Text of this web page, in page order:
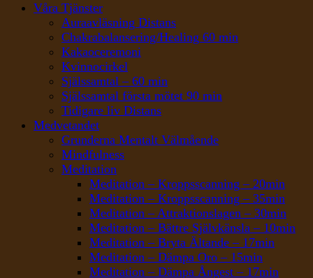
Våra Tjänster
Auraavläsning Distans
Chakrabalansering/Healing 60 min
Kakaoceremoni
Kvinnocirkel
Själssamtal – 60 min
Själssamtal första mötet 90 min
Tidigare liv Distans
Medvetandet
Grunderna Mentalt Välmående
Mindfulness
Meditation
Meditation – Kroppsscanning – 20min
Meditation – Kroppsscanning – 35min
Meditation – Attraktionslagen – 30min
Meditation – Bättre Självkänsla – 10min
Meditation – Bryta Ältande – 17min
Meditation – Dämpa Oro – 15min
Meditation – Dämpa Ångest – 17min